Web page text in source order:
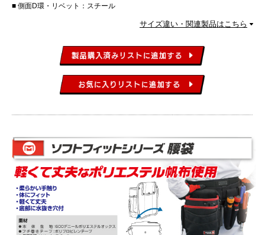
側面D環・リベット：スチール
サイズ違い・関連製品はこちら